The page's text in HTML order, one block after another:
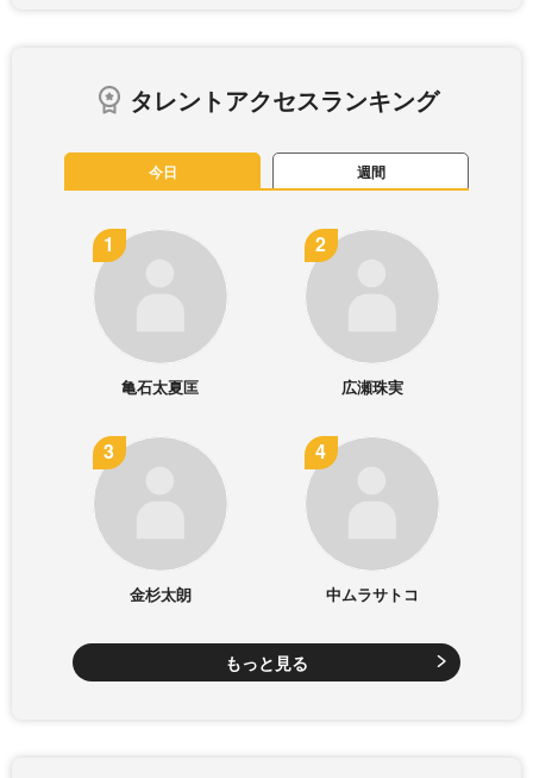
タレントアクセスランキング
今日 週間
亀石太夏匡 広瀬珠実
金杉太朗 中ムラサトコ
もっと見る